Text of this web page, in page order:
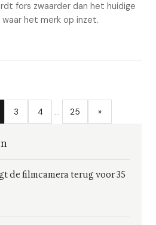
fors zwaarder dan het huidige
het merk op inzet.
3 4 … 25 »
de filmcamera terug voor 35